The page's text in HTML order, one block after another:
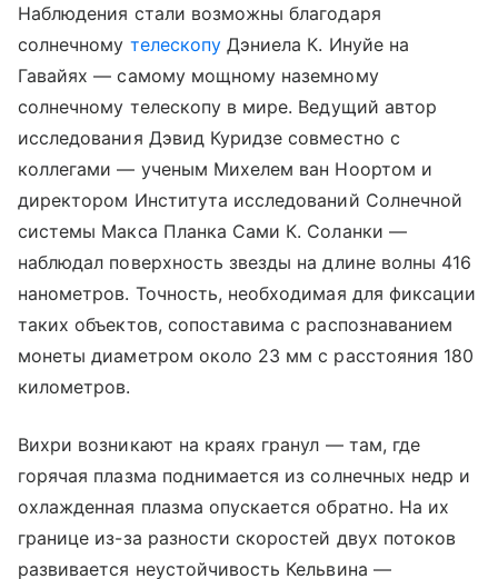
Наблюдения стали возможны благодаря
солнечному телескопуДэниела К. Инуйе на
Гавайях — самому мощному наземному
солнечному телескопу в мире. Ведущий автор
исследования Дэвид Куридзе совместно с
коллегами — ученым Михелем ван Ноортом и
директором Института исследований Солнечной
системы Макса Планка Сами К. Соланки —
наблюдал поверхность звезды на длине волны 416
нанометров. Точность, необходимая для фиксации
таких объектов, сопоставима с распознаванием
монеты диаметром около 23 мм с расстояния 180
километров.
Вихри возникают на краях гранул — там, где
горячая плазма поднимается из солнечных недр и
охлажденная плазма опускается обратно. На их
границе из-за разности скоростей двух потоков
развивается неустойчивость Кельвина —